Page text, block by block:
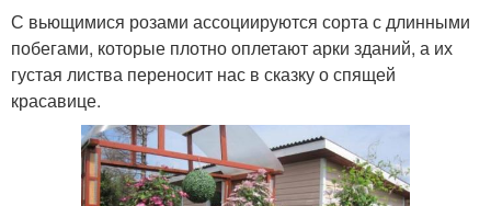
С вьющимися розами ассоциируются сорта с длинными
побегами, которые плотно оплетают арки зданий, а их
густая листва переносит нас в сказку о спящей
красавице.